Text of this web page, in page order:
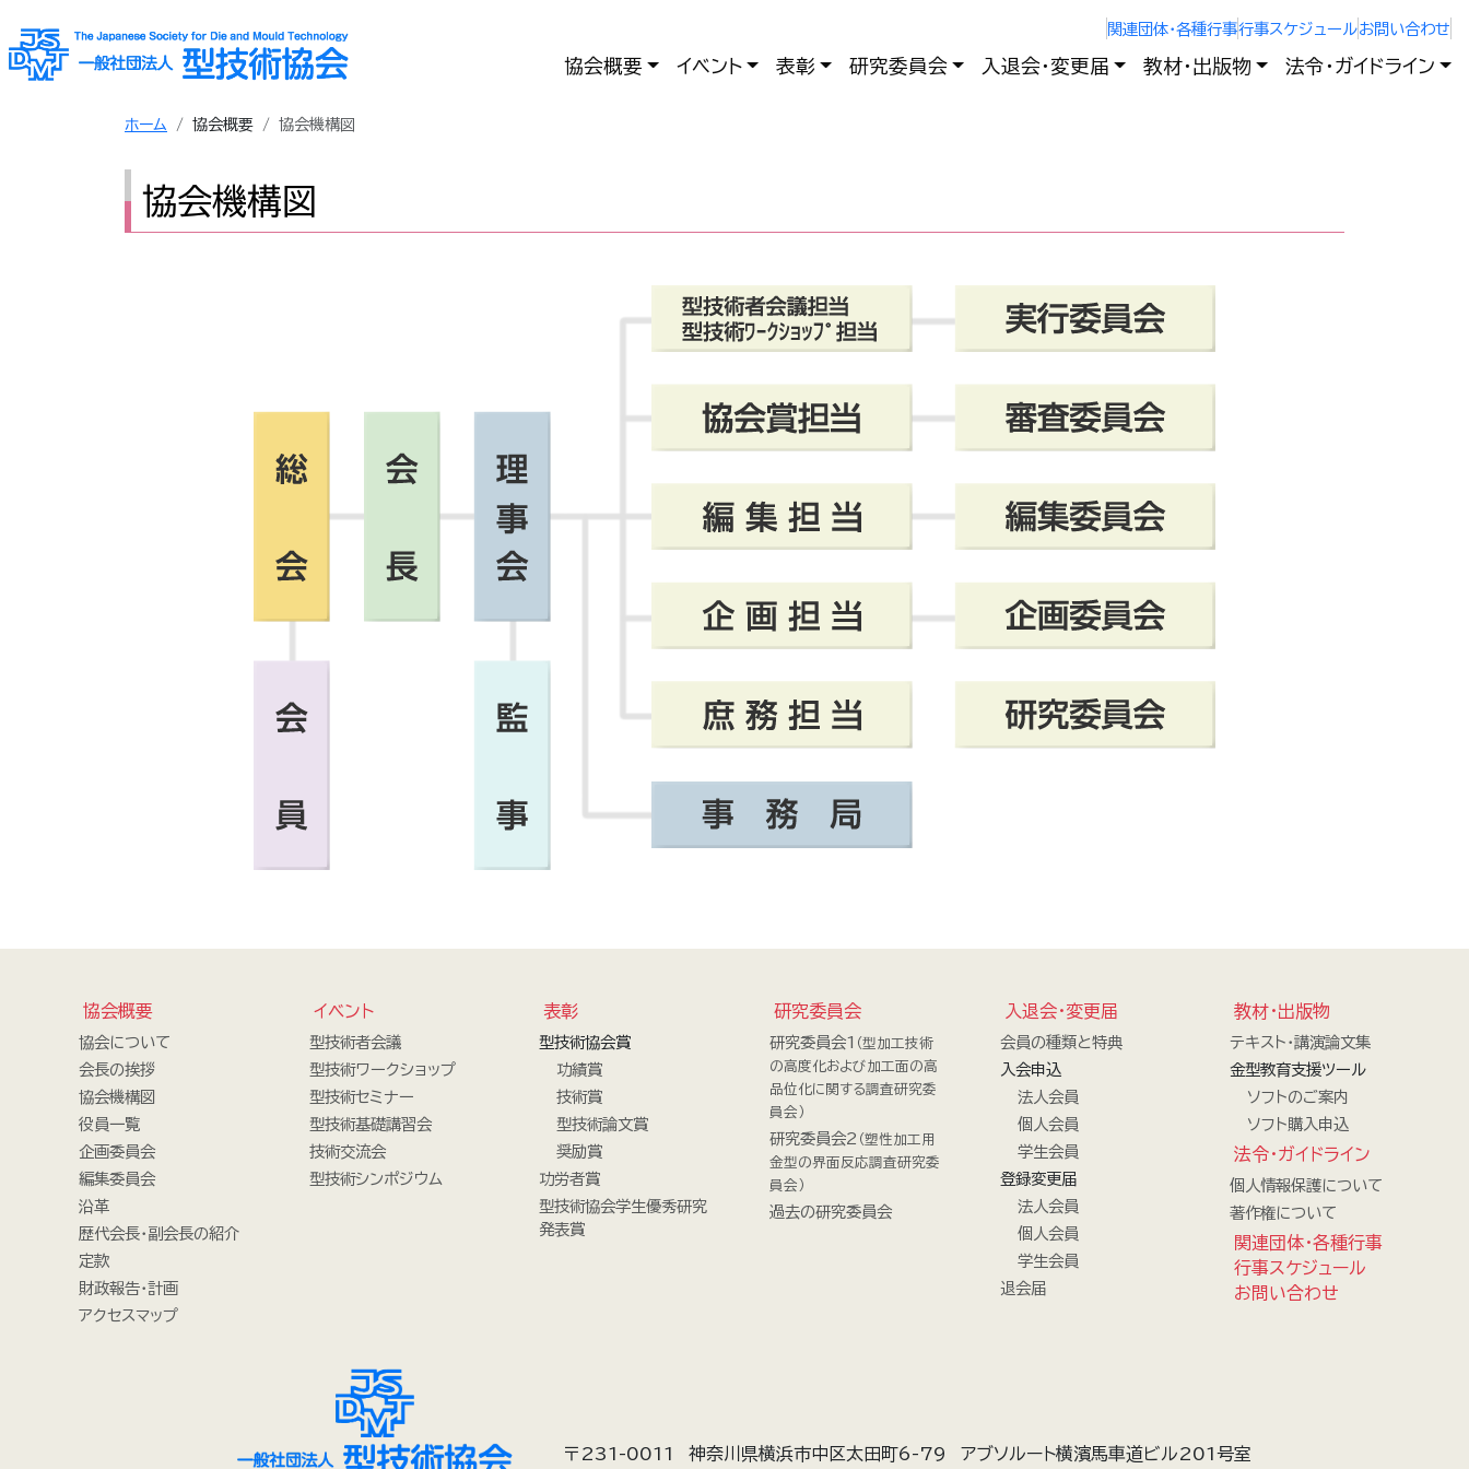
関連団体・各種行事行事スケジュールお問い合わせ
協会概要 イベント 表彰 研究委員会 入退会・変更届 教材・出版物 法令・ガイドライン
ホーム 協会概要 協会機構図
協会機構図
協会概要
協会について
会長の挨拶
協会機構図
役員一覧
企画委員会
編集委員会
沿革
歴代会長・副会長の紹介
定款
財政報告・計画
アクセスマップ
イベント
型技術者会議
型技術ワークショップ
型技術セミナー
型技術基礎講習会
技術交流会
型技術シンポジウム
表彰
型技術協会賞
功績賞
技術賞
型技術論文賞
奨励賞
功労者賞
型技術協会学生優秀研究
発表賞
研究委員会
研究委員会1 （型加工技術
の高度化および加工面の高
品位化に関する調査研究委
員会）
研究委員会2 （塑性加工用
金型の界面反応調査研究委
員会）
過去の研究委員会
入退会・変更届
会員の種類と特典
入会申込
法人会員
個人会員
学生会員
登録変更届
法人会員
個人会員
学生会員
退会届
教材・出版物
テキスト・講演論文集
金型教育支援ツール
ソフトのご案内
ソフト購入申込
法令・ガイドライン
個人情報保護について
著作権について
関連団体・各種行事
行事スケジュール
お問い合わせ
〒231-0011 神奈川県横浜市中区太田町6-79 アブソルート横濱馬車道ビル201号室